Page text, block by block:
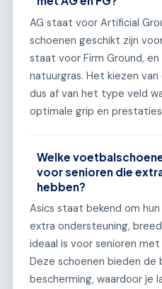
AG staat voor Artificial
schoenen geschikt zijn
staat voor Firm Ground,
natuurgras. Het kiezen
dus af van het type veld
optimale grip en
Welke
voor senioren die
hebben?
Asics staat bekend om
extra ondersteuning,
ideaal is voor senioren
Deze schoenen bieden
bescherming, waardoor je